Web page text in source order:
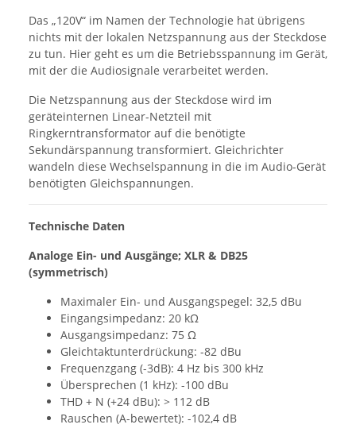
Das „120V“ im Namen der Technologie hat übrigens
nichts mit der lokalen Netzspannung aus der Steckdose
zu tun. Hier geht es um die Betriebsspannung im Gerät,
mit der die Audiosignale verarbeitet werden.
Die Netzspannung aus der Steckdose wird im
geräteinternen Linear-Netzteil mit
Ringkerntransformator auf die benötigte
Sekundärspannung transformiert. Gleichrichter
wandeln diese Wechselspannung in die im Audio-Gerät
benötigten Gleichspannungen.
Technische Daten
Analoge Ein- und Ausgänge; XLR & DB25
(symmetrisch)
Maximaler Ein- und Ausgangspegel: 32,5 dBu
Eingangsimpedanz: 20 kΩ
Ausgangsimpedanz: 75 Ω
Gleichtaktunterdrückung: -82 dBu
Frequenzgang (-3dB): 4 Hz bis 300 kHz
Übersprechen (1 kHz): -100 dBu
THD + N (+24 dBu): > 112 dB
Rauschen (A-bewertet): -102,4 dB